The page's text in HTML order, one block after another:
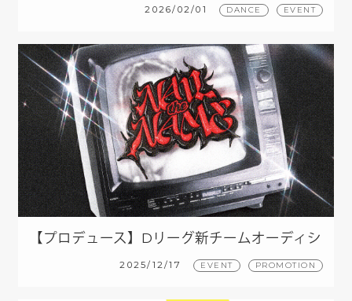
2026/02/01 DANCE EVENT
【プロデュース】Dリーグ新チームオーディシ
ョン NAIL the NAME
2025/12/17 EVENT PROMOTION